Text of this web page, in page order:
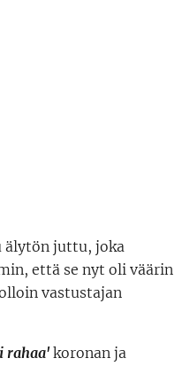
älytön juttu, joka
että se nyt oli väärin
vastustajan
rahaa'koronan ja